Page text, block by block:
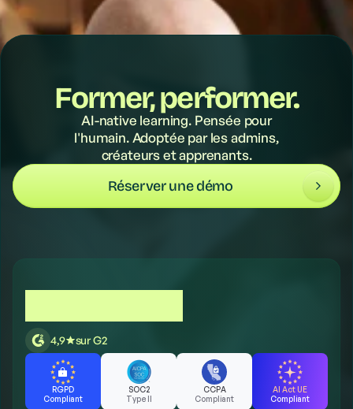
Former, performer.
AI-native learning. Pensée pour
l'humain. Adoptée par les admins,
créateurs et apprenants.
Réserver une démo
4,9 sur G2
RGPD
Compliant
SOC2
Type II
CCPA
Compliant
AI Act UE
Compliant